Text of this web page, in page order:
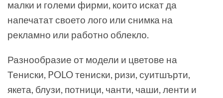
малки и големи фирми, които искат да
напечатат своето лого или снимка на
рекламно или работно облекло.
Разнообразие от модели и цветове на
Тениски, POLO тениски, ризи, суитшърти,
якета, блузи, потници, чанти, чаши, ленти и